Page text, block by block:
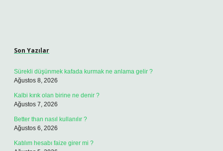
Son Yazılar
Sürekli düşünmek kafada kurmak ne anlama gelir ?
Ağustos 8, 2026
Kalbi kırık olan birine ne denir ?
Ağustos 7, 2026
Better than nasıl kullanılır ?
Ağustos 6, 2026
Katılım hesabı faize girer mi ?